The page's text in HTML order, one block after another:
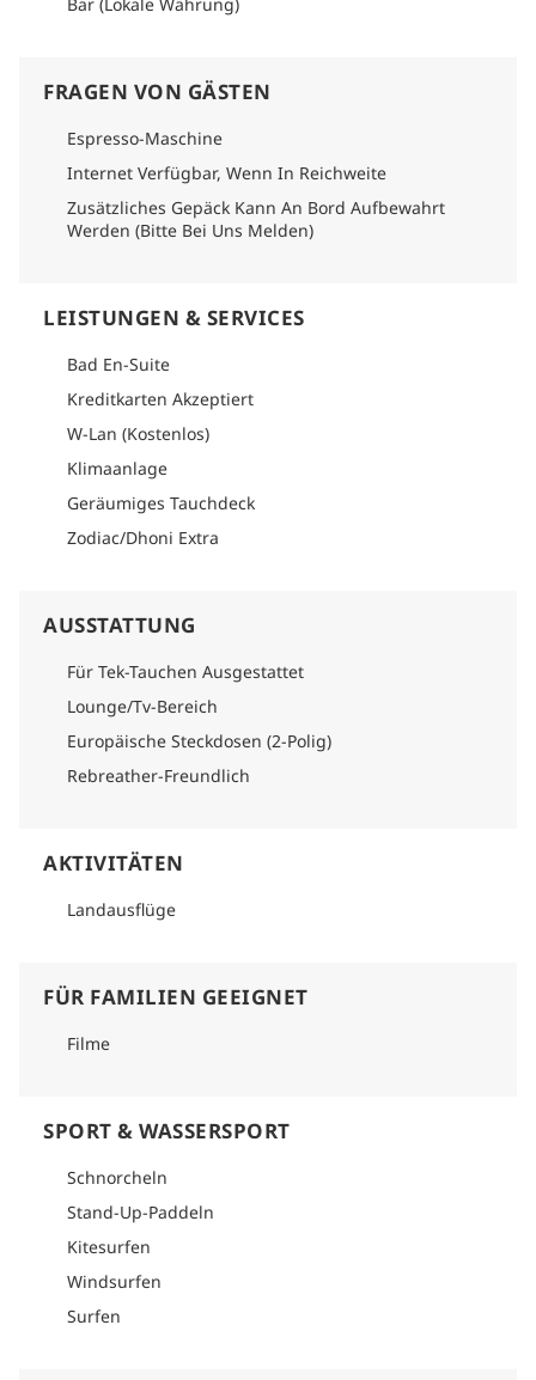
FRAGEN VON GÄSTEN
Espresso-Maschine
Internet Verfügbar, Wenn In Reichweite
Zusätzliches Gepäck Kann An Bord Aufbewahrt
Werden (Bitte Bei Uns Melden)
LEISTUNGEN & SERVICES
Bad En-Suite
Kreditkarten Akzeptiert
W-Lan (Kostenlos)
Klimaanlage
Geräumiges Tauchdeck
Zodiac/Dhoni Extra
AUSSTATTUNG
Für Tek-Tauchen Ausgestattet
Lounge/Tv-Bereich
Europäische Steckdosen (2-Polig)
Rebreather-Freundlich
AKTIVITÄTEN
Landausflüge
FÜR FAMILIEN GEEIGNET
Filme
SPORT & WASSERSPORT
Schnorcheln
Stand-Up-Paddeln
Kitesurfen
Windsurfen
Surfen